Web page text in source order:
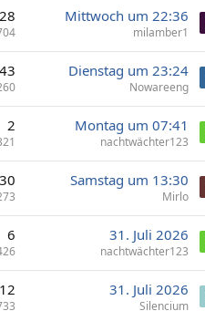
28 Mittwoch um 22:36
milamber1
43 Dienstag um 23:24
Nowareeng
2 Montag um 07:41
nachtwächter123
30 Samstag um 13:30
Mirlo
6 31. Juli 2026
nachtwächter123
12 31. Juli 2026
Silencium